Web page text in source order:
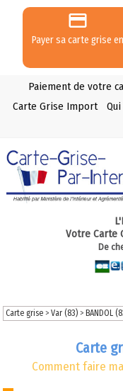
Payer sa carte grise en
Paiement de votre
Carte Grise Import
Votre Carte
De
Carte grise >Var (83)> BANDOL
Carte
Comment faire